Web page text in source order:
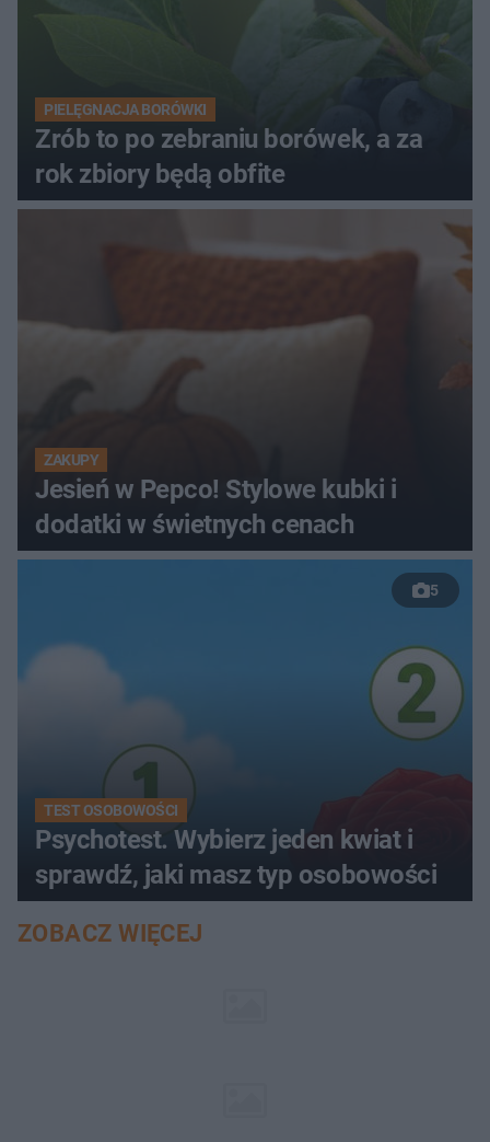
PIELĘGNACJA BORÓWKI
Zrób to po zebraniu borówek, a za
rok zbiory będą obfite
ZAKUPY
Jesień w Pepco! Stylowe kubki i
dodatki w świetnych cenach
5
TEST OSOBOWOŚCI
Psychotest. Wybierz jeden kwiat i
sprawdź, jaki masz typ osobowości
ZOBACZ WIĘCEJ